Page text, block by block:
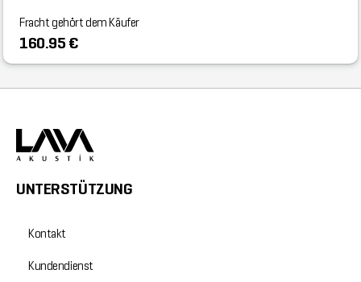
Fracht gehört dem Käufer
160.95 €
UNTERSTÜTZUNG
Kontakt
Kundendienst